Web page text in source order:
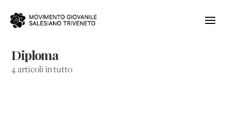
Diploma
4 articoli in tutto